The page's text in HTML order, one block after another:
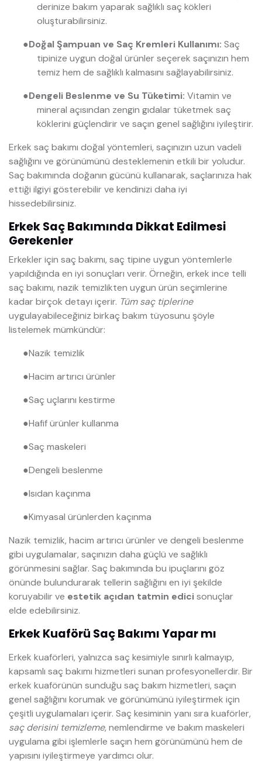
derinize bakım yaparak sağlıklı saç kökleri
oluşturabilirsiniz.
●Doğal Şampuan ve Saç Kremleri Kullanımı: Saç
tipinize uygun doğal ürünler seçerek saçınızın hem
temiz hem de sağlıklı kalmasını sağlayabilirsiniz.
●Dengeli Beslenme ve Su Tüketimi: Vitamin ve
mineral açısından zengin gıdalar tüketmek saç
köklerini güçlendirir ve saçın genel sağlığını iyileştirir.
Erkek saç bakımı doğal yöntemleri, saçınızın uzun vadeli
sağlığını ve görünümünü desteklemenin etkili bir yoludur.
Saç bakımında doğanın gücünü kullanarak, saçlarınıza hak
ettiği ilgiyi gösterebilir ve kendinizi daha iyi
hissedebilirsiniz.
Erkek Saç Bakımında Dikkat Edilmesi
Gerekenler
Erkekler için saç bakımı, saç tipine uygun yöntemlerle
yapıldığında en iyi sonuçları verir. Örneğin, erkek ince telli
saç bakımı, nazik temizlikten uygun ürün seçimlerine
kadar birçok detayı içerir. Tüm saç tiplerine
uygulayabileceğiniz birkaç bakım tüyosunu şöyle
listelemek mümkündür:
●Nazik temizlik
●Hacim artırıcı ürünler
●Saç uçlarını kestirme
●Hafif ürünler kullanma
●Saç maskeleri
●Dengeli beslenme
●Isıdan kaçınma
●Kimyasal ürünlerden kaçınma
Nazik temizlik, hacim artırıcı ürünler ve dengeli beslenme
gibi uygulamalar, saçınızın daha güçlü ve sağlıklı
görünmesini sağlar. Saç bakımında bu ipuçlarını göz
önünde bulundurarak tellerin sağlığını en iyi şekilde
koruyabilir ve estetik açıdan tatmin edicisonuçlar
elde edebilirsiniz.
Erkek Kuaförü Saç Bakımı Yapar mı
Erkek kuaförleri, yalnızca saç kesimiyle sınırlı kalmayıp,
kapsamlı saç bakımı hizmetleri sunan profesyonellerdir. Bir
erkek kuaförünün sunduğu saç bakım hizmetleri, saçın
genel sağlığını korumak ve görünümünü iyileştirmek için
çeşitli uygulamaları içerir. Saç kesiminin yanı sıra kuaförler,
saç derisini temizleme, nemlendirme ve bakım maskeleri
uygulama gibi işlemlerle saçın hem görünümünü hem de
yapısını iyileştirmeye yardımcı olur.